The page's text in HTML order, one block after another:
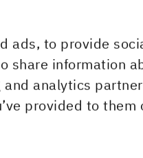
ads, to provide
share information
analytics
provided to them
för att uppnå en
dagens kursnivå
per aktie.